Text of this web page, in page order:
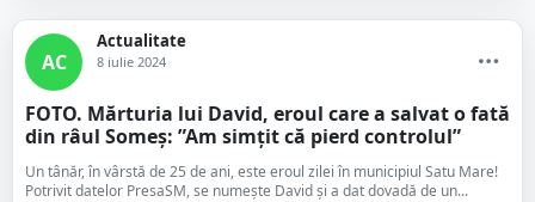
AC
Actualitate
8 iulie 2024
FOTO. Mărturia lui David, eroul care a salvat o fată
din râul Someș: ”Am simțit că pierd controlul”
Un tânăr, în vârstă de 25 de ani, este eroul zilei în municipiul Satu Mare!
Potrivit datelor PresaSM, se numește David și a dat dovadă de un...